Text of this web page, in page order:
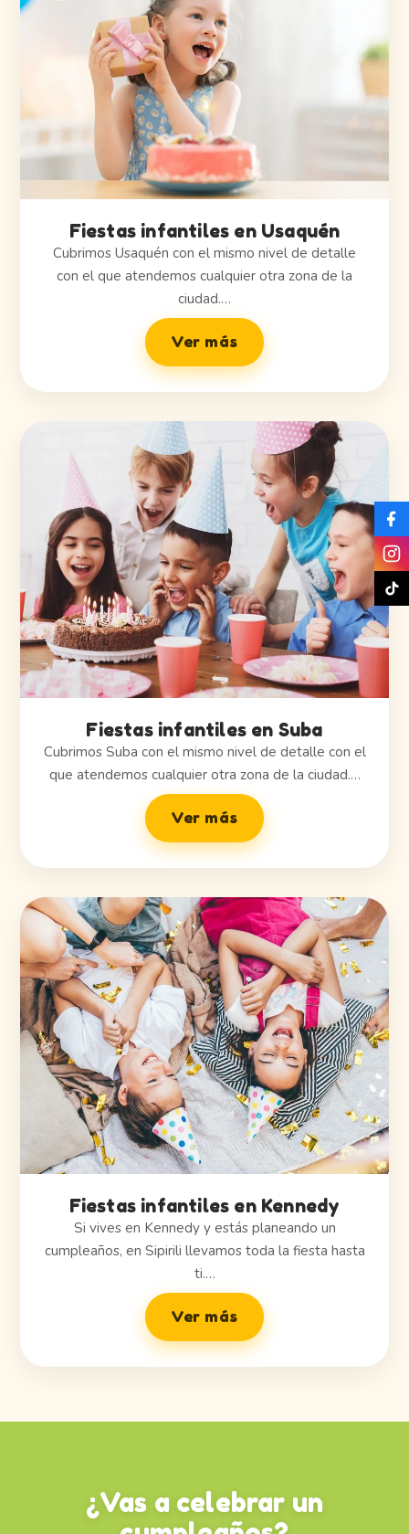
Fiestas infantiles en Usaquén
Cubrimos Usaquén con el mismo nivel de detalle
con el que atendemos cualquier otra zona de la
ciudad.…
Ver más
Fiestas infantiles en Suba
Cubrimos Suba con el mismo nivel de detalle con el
que atendemos cualquier otra zona de la ciudad.…
Ver más
Fiestas infantiles en Kennedy
Si vives en Kennedy y estás planeando un
cumpleaños, en Sipirili llevamos toda la fiesta hasta
ti.…
Ver más
¿Vas a celebrar un